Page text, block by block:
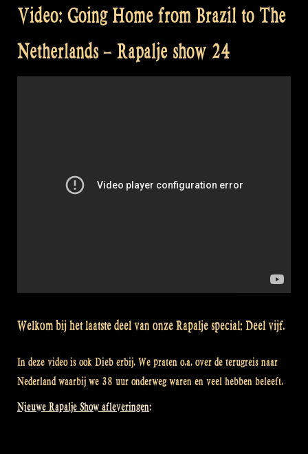
Video: Going Home from Brazil to The
Netherlands – Rapalje show 24
Welkom bij het laatste deel van onze Rapalje special: Deel vijf.
In deze video is ook Dieb erbij. We praten o.a. over de terugreis naar
Nederland waarbij we 38 uur onderweg waren en veel hebben beleeft.
Nieuwe Rapalje Show afleveringen: